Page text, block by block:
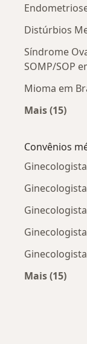
Distúrbios
Síndrome
SOMP/SOP
Mioma em
Mais (15)
Convênios
Mais (15)